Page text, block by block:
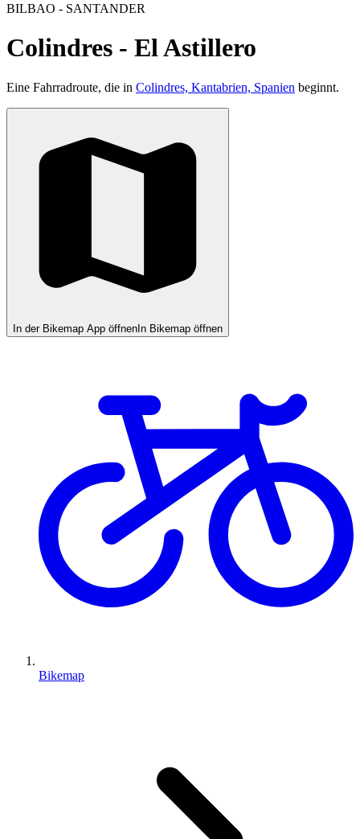
BILBAO - SANTANDER
Colindres - El Astillero
Eine Fahrradroute, die in Colindres, Kantabrien, Spanien beginnt.
In der Bikemap App öffnen In Bikemap öffnen
Bikemap